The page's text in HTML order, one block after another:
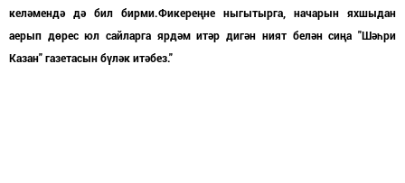
келәмендә дә бил бирми.Фикереңне ныгытырга, начарын яхшыдан
аерып дөрес юл сайларга ярдәм итәр дигән ният белән сиңа "Шәһри
Казан" газетасын бүләк итәбез."